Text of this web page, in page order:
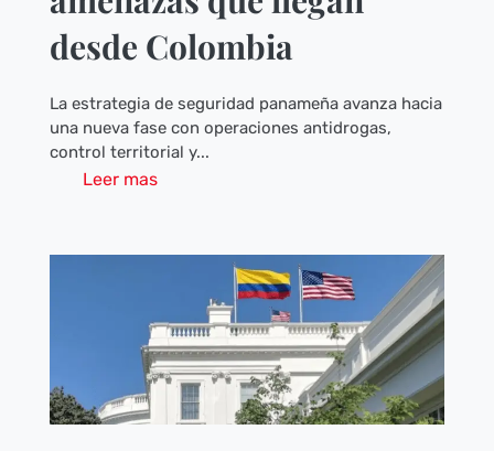
desde Colombia
La estrategia de seguridad panameña avanza hacia
una nueva fase con operaciones antidrogas,
control territorial y...
Leer mas